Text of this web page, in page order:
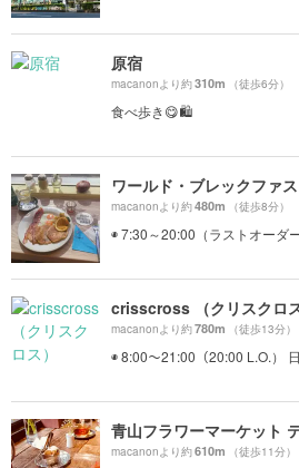
原宿
macanonより約310m （徒歩6分）
食べ歩き😋🛍
macanonより約480m （徒歩8分）
◉ 7:30～20:00（ラストオーダ
crisscross （クリスクロス
macanonより約780m （徒歩13分）
◉ 8:00〜21:00（20:00 L.O.）
macanonより約610m （徒歩11分）